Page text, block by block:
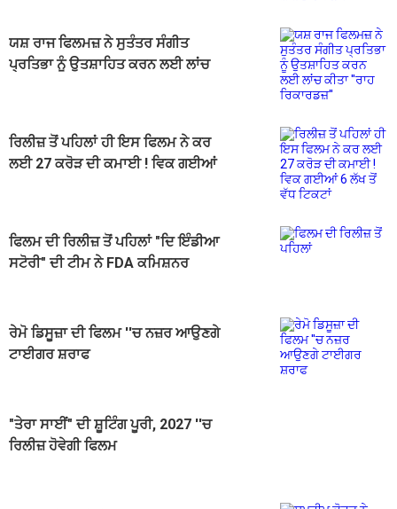
ਯਸ਼ ਰਾਜ ਫਿਲਮਜ਼ ਨੇ ਸੁਤੰਤਰ ਸੰਗੀਤ
ਪ੍ਰਤਿਭਾ ਨੂੰ ਉਤਸ਼ਾਹਿਤ ਕਰਨ ਲਈ ਲਾਂਚ
ਰਿਲੀਜ਼ ਤੋਂ ਪਹਿਲਾਂ ਹੀ ਇਸ ਫਿਲਮ ਨੇ ਕਰ
ਲਈ 27 ਕਰੋੜ ਦੀ ਕਮਾਈ ! ਵਿਕ ਗਈਆਂ
ਫਿਲਮ ਦੀ ਰਿਲੀਜ਼ ਤੋਂ ਪਹਿਲਾਂ "ਦਿ ਇੰਡੀਆ
ਸਟੋਰੀ" ਦੀ ਟੀਮ ਨੇ FDA ਕਮਿਸ਼ਨਰ
ਰੇਮੋ ਡਿਸੂਜ਼ਾ ਦੀ ਫਿਲਮ ''ਚ ਨਜ਼ਰ ਆਉਣਗੇ
ਟਾਈਗਰ ਸ਼ਰਾਫ
"ਤੇਰਾ ਸਾਈਂ" ਦੀ ਸ਼ੂਟਿੰਗ ਪੂਰੀ, 2027 ''ਚ
ਰਿਲੀਜ਼ ਹੋਵੇਗੀ ਫਿਲਮ